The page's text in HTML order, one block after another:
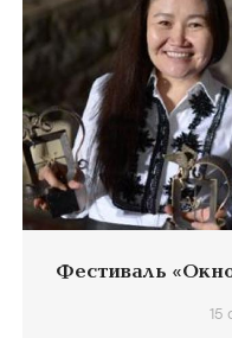
Фестиваль
15